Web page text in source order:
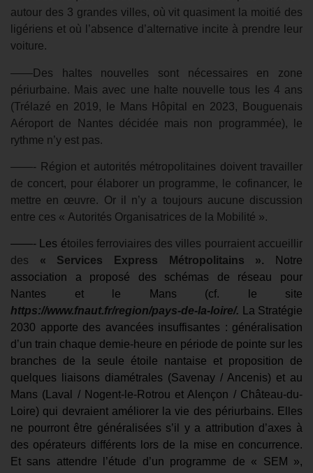
autour des 3 grandes villes, où vit quasiment la moitié des
ligériens et où l’absence d’alternative incite à prendre leur
voiture.
——Des haltes nouvelles sont nécessaires en zone
périurbaine. Mais avec une halte nouvelle tous les 4 ans
(Trélazé en 2019, le Mans Hôpital en 2023, Bouguenais
Aéroport de Nantes décidée mais non programmée), le
rythme n’y est pas.
——- Région et autorités métropolitaines doivent travailler
de concert, pour élaborer un programme, le cofinancer, le
mettre en œuvre. Or il n’y a toujours aucune discussion
entre ces « Autorités Organisatrices de la Mobilité ».
——- Les étoiles ferroviaires des villes pourraient accueillir
des « Services Express Métropolitains ».
Notre
association a proposé des schémas de réseau pour
Nantes et le Mans (cf. le site
https://www.fnaut.fr/region/pays-de-la-loire/. La Stratégie
2030 apporte des avancées insuffisantes : généralisation
d’un train chaque demie-heure en période de pointe sur les
branches de la seule étoile nantaise et proposition de
quelques liaisons diamétrales (Savenay / Ancenis) et au
Mans (Laval / Nogent-le-Rotrou et Alençon / Château-du-
Loire) qui devraient améliorer la vie des périurbains. Elles
ne pourront être généralisées s’il y a attribution d’axes à
des opérateurs différents lors de la mise en concurrence.
Et sans attendre l’étude d’un programme de « SEM »,